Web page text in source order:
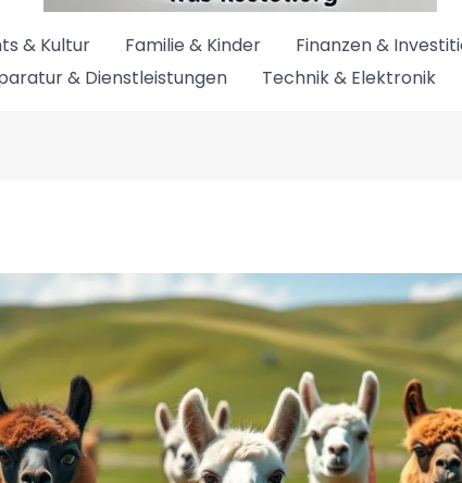
& Kultur Familie & Kinder Finanzen &
& Dienstleistungen Technik & Elektronik